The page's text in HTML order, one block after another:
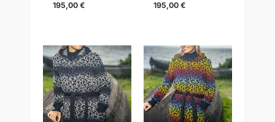
195,00€ 195,00€